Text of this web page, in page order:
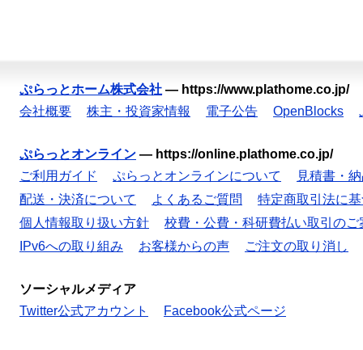
ぷらっとホーム株式会社 — https://www.plathome.co.jp/
会社概要
株主・投資家情報 電子公告 OpenBlocks
ぷらっとオンライン — https://online.plathome.co.jp/
ご利用ガイド
ぷらっとオンラインについて
見積書・
配送・決済について
よくあるご質問
特定商取引法に
個人情報取り扱い方針
校費・公費・科研費払い取引のご
IPv6への取り組み
お客様からの声 ご注文の取り消し
ソーシャルメディア
Twitter公式アカウント
Facebook公式ページ